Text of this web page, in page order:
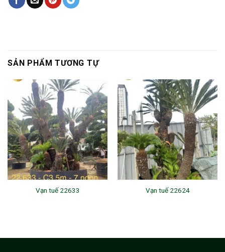
SẢN PHẨM TƯƠNG TỰ
Vạn tuế 22633 Vạn tuế 22624